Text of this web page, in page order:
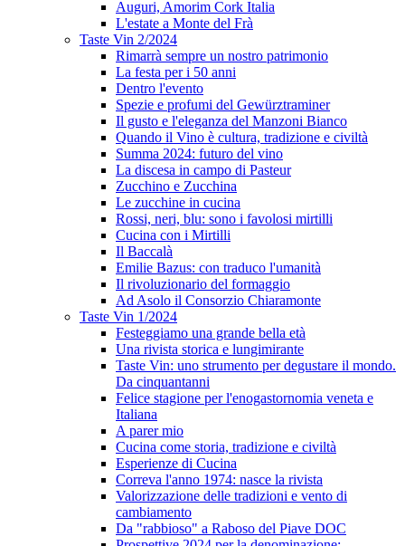
Auguri, Amorim Cork Italia
L'estate a Monte del Frà
Taste Vin 2/2024
Rimarrà sempre un nostro patrimonio
La festa per i 50 anni
Dentro l'evento
Spezie e profumi del Gewürztraminer
Il gusto e l'eleganza del Manzoni Bianco
Quando il Vino è cultura, tradizione e civiltà
Summa 2024: futuro del vino
La discesa in campo di Pasteur
Zucchino e Zucchina
Le zucchine in cucina
Rossi, neri, blu: sono i favolosi mirtilli
Cucina con i Mirtilli
Il Baccalà
Emilie Bazus: con traduco l'umanità
Il rivoluzionario del formaggio
Ad Asolo il Consorzio Chiaramonte
Taste Vin 1/2024
Festeggiamo una grande bella età
Una rivista storica e lungimirante
Taste Vin: uno strumento per degustare il mondo.
Da cinquantanni
Felice stagione per l'enogastornomia veneta e
Italiana
A parer mio
Cucina come storia, tradizione e civiltà
Esperienze di Cucina
Correva l'anno 1974: nasce la rivista
Valorizzazione delle tradizioni e vento di
cambiamento
Da "rabbioso" a Raboso del Piave DOC